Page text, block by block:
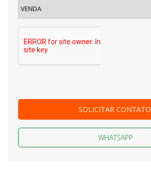
SOLICITAR CONTATO
WHATSAPP